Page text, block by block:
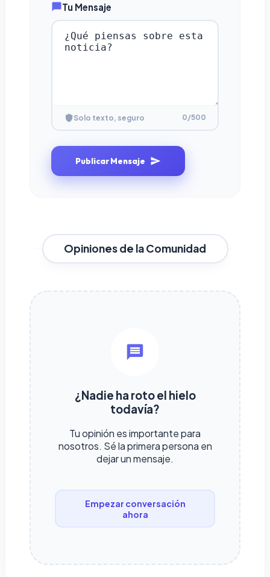
Tu Mensaje
Solo texto, seguro 0/500
Publicar Mensaje
Opiniones de la Comunidad
¿Nadie ha roto el hielo
todavía?
Tu opinión es importante para
nosotros. Sé la primera persona en
dejar un mensaje.
Empezar conversación
ahora